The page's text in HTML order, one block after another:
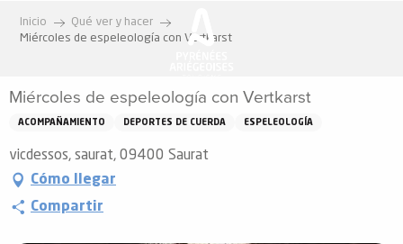
Inicio
Qué ver y hacer
Miércoles de espeleología con Vertkarst
Miércoles de espeleología con Vertkarst
ACOMPAÑAMIENTO DEPORTES DE CUERDA ESPELEOLOGÍA
vicdessos, saurat, 09400 Saurat
Cómo llegar
Compartir